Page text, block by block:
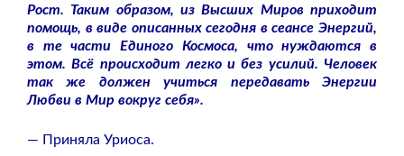
Рост. Таким образом, из Высших Миров приходит
помощь, в виде описанных сегодня в сеансе Энергий,
в те части Единого Космоса, что нуждаются в
этом. Всё происходит легко и без усилий. Человек
так же должен учиться передавать Энергии
Любви в Мир вокруг себя».
— Приняла Уриоса.